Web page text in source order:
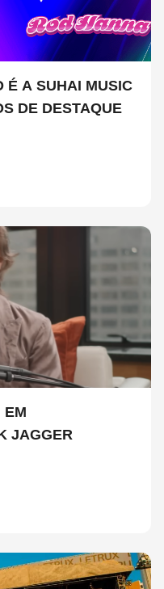
É A SUHAI MUSIC
DE DESTAQUE
EM
JAGGER